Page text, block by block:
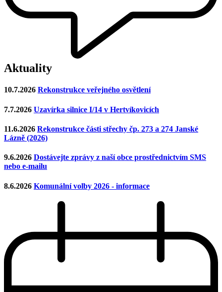
Aktuality
10.7.2026 Rekonstrukce veřejného osvětlení
7.7.2026 Uzavírka silnice I/14 v Hertvíkovicích
11.6.2026 Rekonstrukce části střechy čp. 273 a 274 Janské
Lázně (2026)
9.6.2026 Dostávejte zprávy z naší obce prostřednictvím SMS
nebo e-mailu
8.6.2026 Komunální volby 2026 - informace